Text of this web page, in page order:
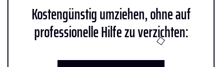
Kostengünstig umziehen, ohne auf
professionelle Hilfe zu verzichten: